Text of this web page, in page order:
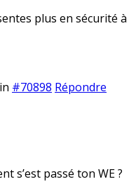
plus en sécurité
#70898 Répondre
s’est passé ton WE ?